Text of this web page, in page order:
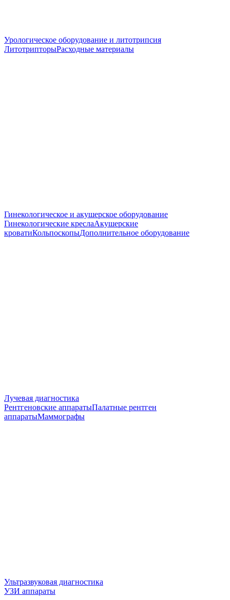
Урологическое оборудование и литотрипсия
ЛитотрипторыРасходные материалы
Гинекологическое и акушерское оборудование
Гинекологические креслаАкушерские
кроватиКольпоскопыДополнительное оборудование
Лучевая диагностика
Рентгеновские аппаратыПалатные рентген
аппаратыМаммографы
Ультразвуковая диагностика
УЗИ аппараты